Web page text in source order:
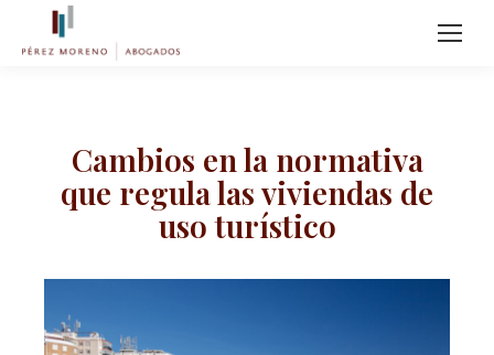
Cambios en la normativa
que regula las viviendas de
uso turístico